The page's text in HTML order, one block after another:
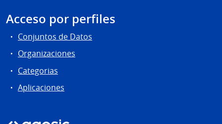
Acceso por perfiles
Conjuntos de Datos
Organizaciones
Categorias
Aplicaciones